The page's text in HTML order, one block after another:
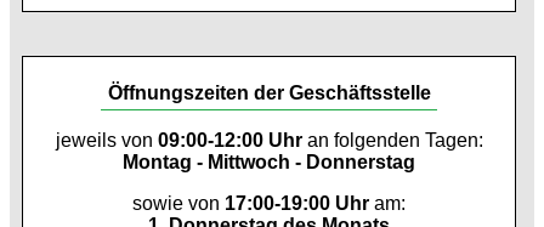
Öffnungszeiten der Geschäftsstelle
jeweils von 09:00-12:00 Uhran folgenden Tagen:
Montag - Mittwoch - Donnerstag
sowie von 17:00-19:00 Uhr am: